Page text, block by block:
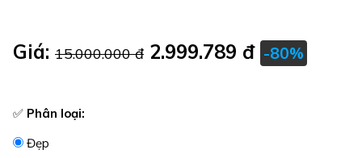
Giá: 15.000.000 đ 2.999.789 đ -80%
✅ Phân loại:
Đẹp